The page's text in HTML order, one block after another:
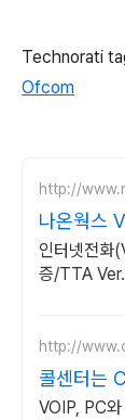
Technorati
Ofcom
http://
나온웍스
율 No.1
인터넷전화
증/TTA
http://
콜센터는
VOIP, PC